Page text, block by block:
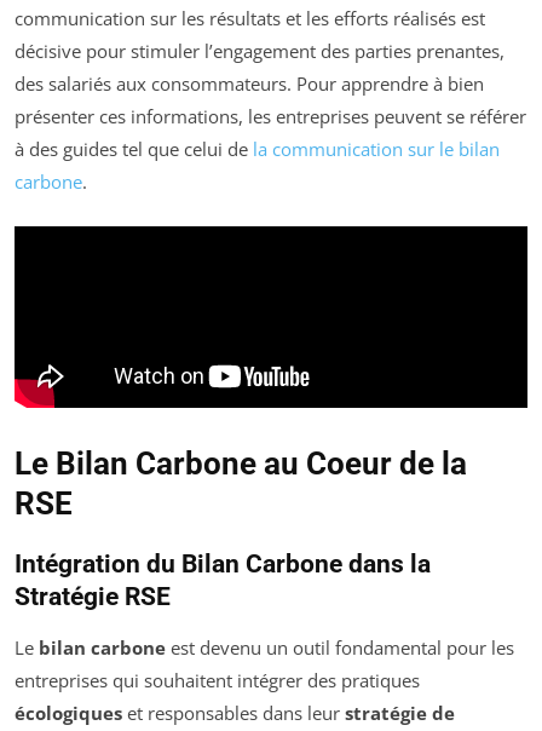
communication sur les résultats et les efforts réalisés est
décisive pour stimuler l’engagement des parties prenantes,
des salariés aux consommateurs. Pour apprendre à bien
présenter ces informations, les entreprises peuvent se référer
à des guides tel que celui de la communication sur le bilan
carbone.
Le Bilan Carbone au Coeur de la
RSE
Intégration du Bilan Carbone dans la
Stratégie RSE
Le bilan carbone est devenu un outil fondamental pour les
entreprises qui souhaitent intégrer des pratiques
écologiques et responsables dans leur stratégie de